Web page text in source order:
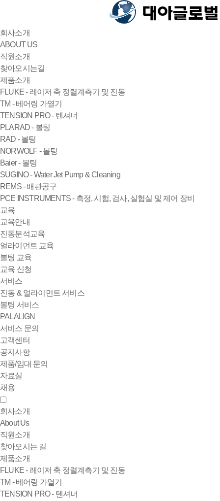
회사소개
ABOUT US
직원소개
찾아오시는길
제품소개
FLUKE - 레이저 축 정렬계측기 및 진동
TM - 베어링 가열기
TENSION PRO - 텐셔너
PLARAD - 볼팅
RAD - 볼팅
NORWOLF - 볼팅
Baier - 볼팅
SUGINO - Water Jet Pump & Cleaning
REMS - 배관공구
PCE INSTRUMENTS - 측정, 시험, 검사, 실험실 및 제어 장비
교육
교육안내
진동분석교육
얼라이먼트 교육
볼팅 교육
교육 신청
서비스
진동 & 얼라이먼트 서비스
볼팅 서비스
PALALIGN
서비스 문의
고객센터
공지사항
제품/임대 문의
자료실
채용
회사소개
About Us
직원소개
찾아오시는 길
제품소개
FLUKE - 레이저 축 정렬계측기 및 진동
TM - 베어링 가열기
TENSION PRO - 텐셔너